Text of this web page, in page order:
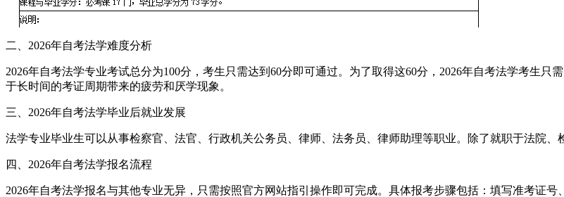
二、2026年自考法学难度分析
2026年自考法学专业考试总分为100分，考生只需达到60分即可通过。为了取得这60分，2026年自考法学考生
于长时间的考证周期带来的疲劳和厌学现象。
三、2026年自考法学毕业后就业发展
法学专业毕业生可以从事检察官、法官、行政机关公务员、律师、法务员、律师助理等职业。除了就职于法院
四、2026年自考法学报名流程
2026年自考法学报名与其他专业无异，只需按照官方网站指引操作即可完成。具体报考步骤包括：填写准考证